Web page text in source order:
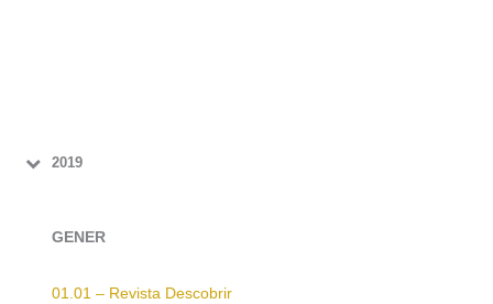
2019
GENER
01.01 – Revista Descobrir